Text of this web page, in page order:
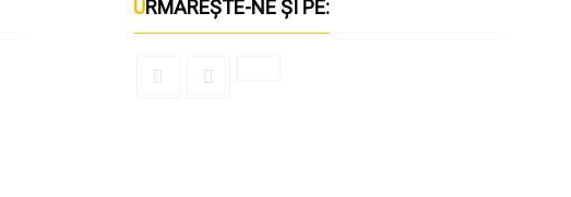
URMĂREȘTE-NE ȘI PE: